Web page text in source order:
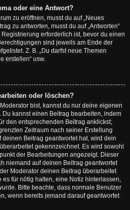
oder eine Antwort?
zu eröffnen, musst du auf „Neues
zu antworten, musst du auf „Antworten“
erforderlich ist, bevor du einen
sind jeweils am Ende der
Z. B. „Du darfst neue Themen
erstellen“ usw.
oder löschen?
bist, kannst du nur deine eigenen
kannst einen Beitrag bearbeiten, indem
den entsprechenden Beitrag anklickst;
Zeitraum nach seiner Erstellung
Beitrag geantwortet hat, wird dein
gekennzeichnet. Es wird sowohl
der Bearbeitungen angezeigt. Dieser
niemand auf deinen Beitrag geantwortet
Moderator deinen Beitrag überarbeitet
es für nötig halten, eine Notiz hinterlassen,
Bitte beachte, dass normale Benutzer
wenn bereits jemand darauf geantwortet